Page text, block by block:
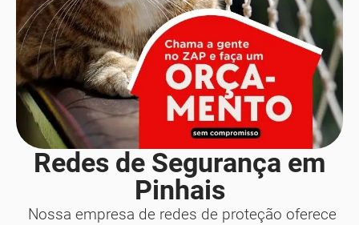
Redes de Segurança em
Pinhais
Nossa empresa de redes de proteção oferece